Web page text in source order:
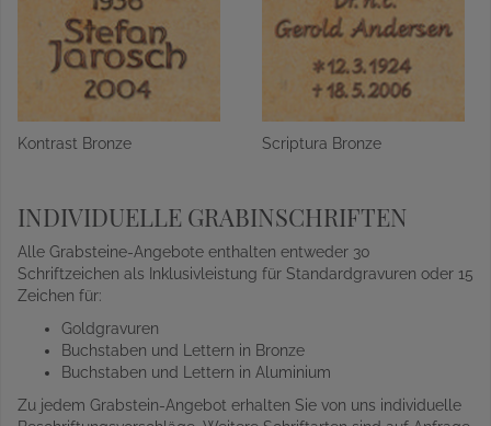
Kontrast Bronze Scriptura Bronze
INDIVIDUELLE GRABINSCHRIFTEN
Alle Grabsteine-Angebote enthalten entweder 30
Schriftzeichen als Inklusivleistung für Standardgravuren oder 15
Zeichen für:
Goldgravuren
Buchstaben und Lettern in Bronze
Buchstaben und Lettern in Aluminium
Zu jedem Grabstein-Angebot erhalten Sie von uns individuelle